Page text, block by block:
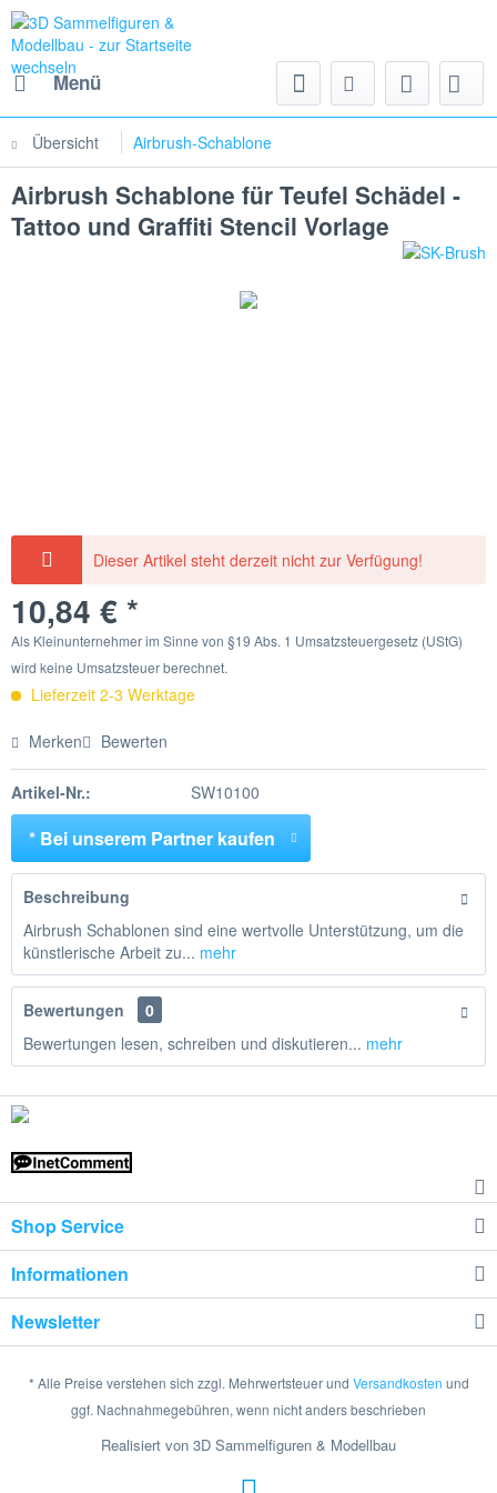
Menü
Übersicht Airbrush-Schablone
Airbrush Schablone für Teufel Schädel -
Tattoo und Graffiti Stencil Vorlage
Dieser Artikel steht derzeit nicht zur Verfügung!
10,84 € *
Als Kleinunternehmer im Sinne von §19 Abs. 1 Umsatzsteuergesetz (UStG)
wird keine Umsatzsteuer berechnet.
Lieferzeit 2-3 Werktage
Merken Bewerten
Artikel-Nr.: SW10100
* Bei unserem Partner kaufen
Beschreibung
Airbrush Schablonen sind eine wertvolle Unterstützung, um die
künstlerische Arbeit zu... mehr
Bewertungen
0
Bewertungen lesen, schreiben und diskutieren... mehr
Shop Service
Informationen
Newsletter
* Alle Preise verstehen sich zzgl. Mehrwertsteuer und Versandkosten und
ggf. Nachnahmegebühren, wenn nicht anders beschrieben
Realisiert von 3D Sammelfiguren & Modellbau